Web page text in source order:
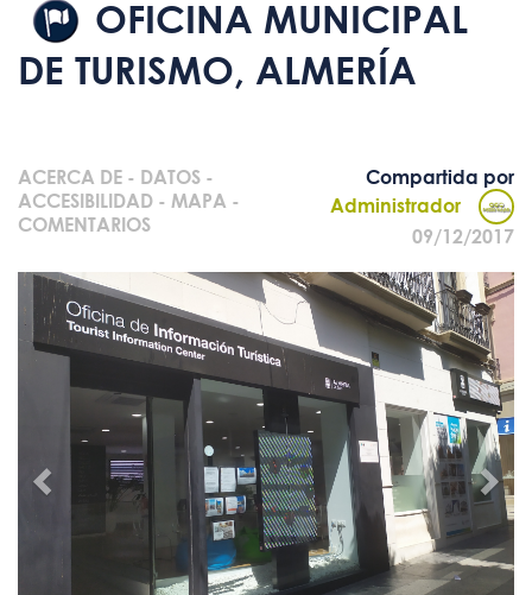
OFICINA MUNICIPAL
DE TURISMO, ALMERÍA
ACERCA DE - DATOS -
ACCESIBILIDAD - MAPA -
COMENTARIOS
Compartida por
Administrador
09/12/2017